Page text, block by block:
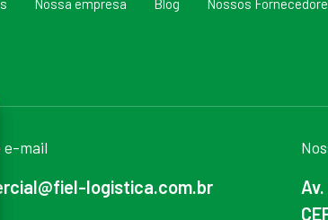
Nossa empresa Blog Nossos
e-mail
logistica.com.br